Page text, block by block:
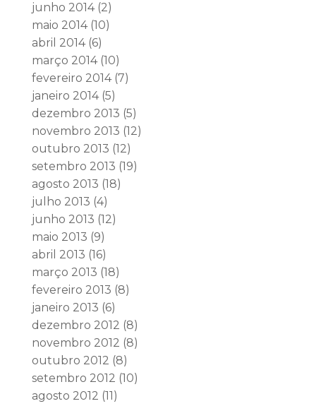
junho 2014(2)
maio 2014(10)
abril 2014(6)
março 2014(10)
fevereiro 2014(7)
janeiro 2014(5)
dezembro 2013 (5)
novembro 2013 (12)
outubro 2013 (12)
setembro 2013 (19)
agosto 2013 (18)
julho 2013 (4)
junho 2013 (12)
maio 2013 (9)
abril 2013 (16)
março 2013 (18)
fevereiro 2013 (8)
janeiro 2013 (6)
dezembro 2012 (8)
novembro 2012 (8)
outubro 2012 (8)
setembro 2012 (10)
agosto 2012 (11)